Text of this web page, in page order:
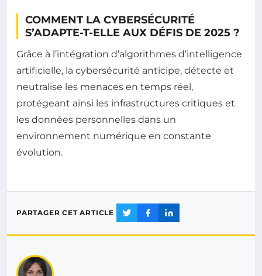
COMMENT LA CYBERSÉCURITÉ
S’ADAPTE-T-ELLE AUX DÉFIS DE 2025 ?
Grâce à l’intégration d’algorithmes d’intelligence
artificielle, la cybersécurité anticipe, détecte et
neutralise les menaces en temps réel,
protégeant ainsi les infrastructures critiques et
les données personnelles dans un
environnement numérique en constante
évolution.
PARTAGER CET ARTICLE